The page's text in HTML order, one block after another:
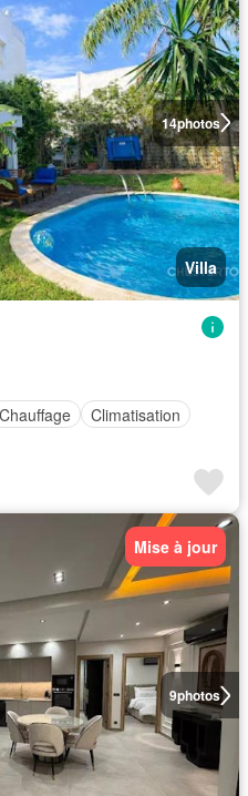
14photos
Villa
Chauffage
Climatisation
9photos
Mise à jour